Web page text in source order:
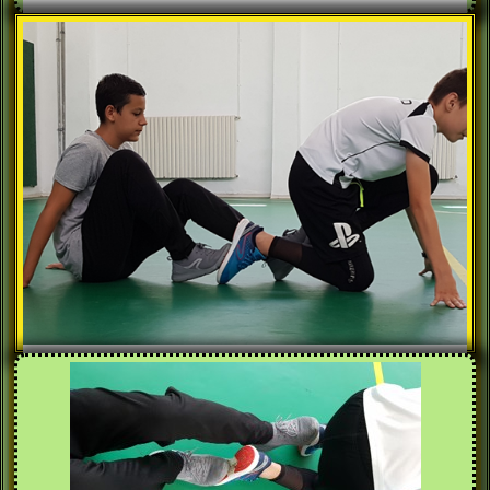
Startul de jos ,necesită un dispozitiv -
În cazul în care nu dispunem în școală de
blocstart , folosim un coleg!